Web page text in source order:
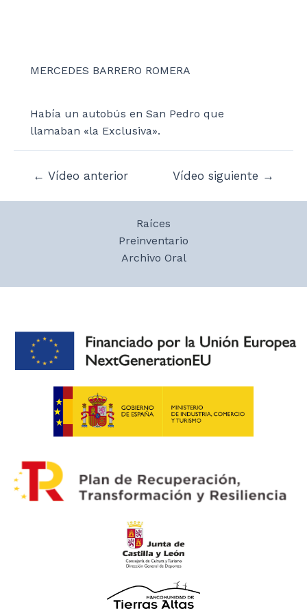
MERCEDES BARRERO ROMERA
Había un autobús en San Pedro que
llamaban «la Exclusiva».
Navegación
← Vídeo anterior Vídeo siguiente →
Raíces
Preinventario
Archivo Oral